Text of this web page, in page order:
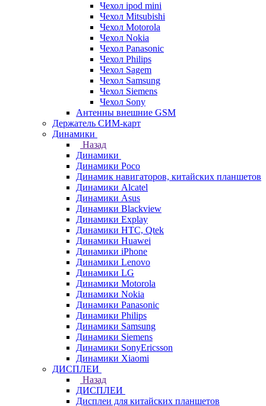
Чехол ipod mini
Чехол Mitsubishi
Чехол Motorola
Чехол Nokia
Чехол Panasonic
Чехол Philips
Чехол Sagem
Чехол Samsung
Чехол Siemens
Чехол Sony
Антенны внешние GSM
Держатель СИМ-карт
Динамики
Назад
Динамики
Динамики Poco
Динамик навигаторов, китайских планшетов
Динамики Alcatel
Динамики Asus
Динамики Blackview
Динамики Explay
Динамики HTC, Qtek
Динамики Huawei
Динамики iPhone
Динамики Lenovo
Динамики LG
Динамики Motorola
Динамики Nokia
Динамики Panasonic
Динамики Philips
Динамики Samsung
Динамики Siemens
Динамики SonyEricsson
Динамики Xiaomi
ДИСПЛЕИ
Назад
ДИСПЛЕИ
Дисплеи для китайских планшетов